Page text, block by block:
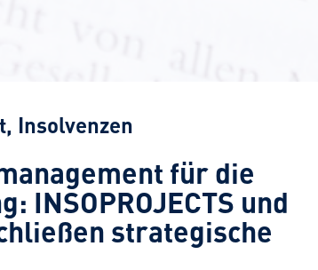
, Insolvenzen
für die
INSOPROJECTS und
strategische